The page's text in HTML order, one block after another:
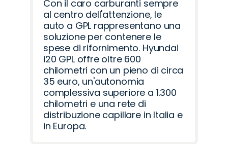
Con il caro carburanti sempre
al centro dell'attenzione, le
auto a GPL rappresentano una
soluzione per contenere le
spese di rifornimento. Hyundai
i20 GPL offre oltre 600
chilometri con un pieno di circa
35 euro, un'autonomia
complessiva superiore a 1.300
chilometri e una rete di
distribuzione capillare in Italia e
in Europa.